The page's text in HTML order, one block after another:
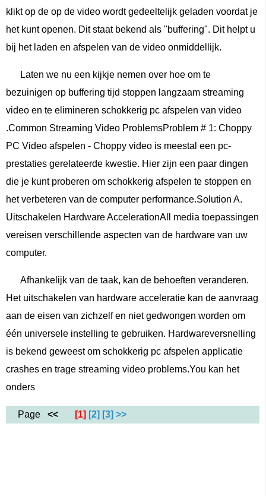
klikt op de op de video wordt gedeeltelijk geladen voordat je
het kunt openen. Dit staat bekend als "buffering". Dit helpt u
bij het laden en afspelen van de video onmiddellijk.
Laten we nu een kijkje nemen over hoe om te
bezuinigen op buffering tijd stoppen langzaam streaming
video en te elimineren schokkerig pc afspelen van video
.Common Streaming Video ProblemsProblem # 1: Choppy
PC Video afspelen - Choppy video is meestal een pc-
prestaties gerelateerde kwestie. Hier zijn een paar dingen
die je kunt proberen om schokkerig afspelen te stoppen en
het verbeteren van de computer performance.Solution A.
Uitschakelen Hardware AccelerationAll media toepassingen
vereisen verschillende aspecten van de hardware van uw
computer.
Afhankelijk van de taak, kan de behoeften veranderen.
Het uitschakelen van hardware acceleratie kan de aanvraag
aan de eisen van zichzelf en niet gedwongen worden om
één universele instelling te gebruiken. Hardwareversnelling
is bekend geweest om schokkerig pc afspelen applicatie
crashes en trage streaming video problems.You kan het
onders
Page << [1] [2] [3] >>